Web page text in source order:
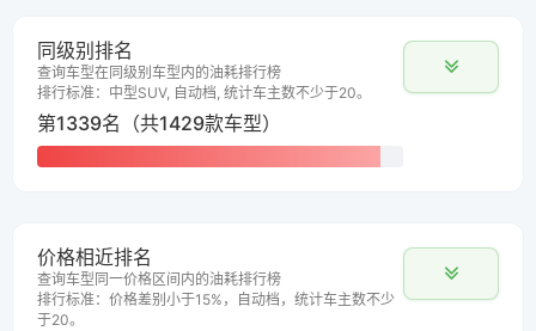
同级别排名
查询车型在同级别车型内的油耗排行榜
排行标准：中型SUV, 自动档, 统计车主数不少于20。
第1339名（共1429款车型）
价格相近排名
查询车型同一价格区间内的油耗排行榜
排行标准：价格差别小于15%，自动档，统计车主数不少
于20。